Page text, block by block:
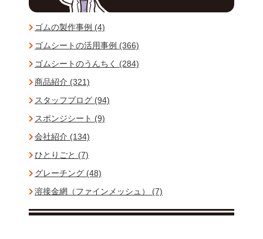
ゴムの製作事例 (4)
ゴムシートの活用事例 (366)
ゴムシートのうんちく (284)
商品紹介 (321)
スタッフブログ (94)
スポンジシート (9)
会社紹介 (134)
ひとりごと (7)
グレーチング (48)
溶接金網（ファインメッシュ） (7)